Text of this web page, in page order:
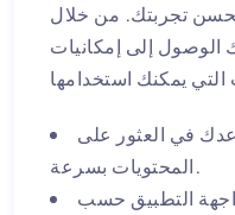
تجربتك. من خلال
إلى إمكانيات
في العثور على
المحتويات بسرعة.
التطبيق حسب